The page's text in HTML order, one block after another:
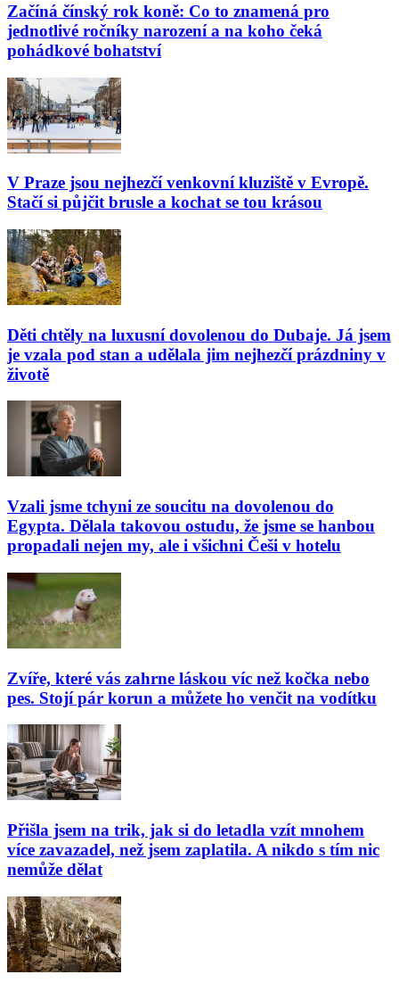
Začíná čínský rok koně: Co to znamená pro
jednotlivé ročníky narození a na koho čeká
pohádkové bohatství
V Praze jsou nejhezčí venkovní kluziště v Evropě.
Stačí si půjčit brusle a kochat se tou krásou
Děti chtěly na luxusní dovolenou do Dubaje. Já jsem
je vzala pod stan a udělala jim nejhezčí prázdniny v
životě
Vzali jsme tchyni ze soucitu na dovolenou do
Egypta. Dělala takovou ostudu, že jsme se hanbou
propadali nejen my, ale i všichni Češi v hotelu
Zvíře, které vás zahrne láskou víc než kočka nebo
pes. Stojí pár korun a můžete ho venčit na vodítku
Přišla jsem na trik, jak si do letadla vzít mnohem
více zavazadel, než jsem zaplatila. A nikdo s tím nic
nemůže dělat